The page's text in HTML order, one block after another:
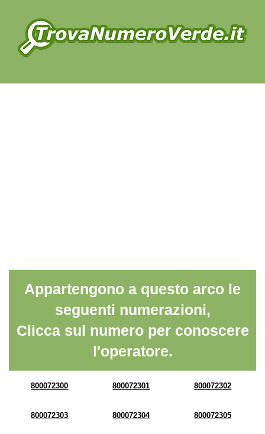
Appartengono a questo arco le
seguenti numerazioni,
Clicca sul numero per conoscere
l'operatore.
800072300 800072301 800072302
800072303 800072304 800072305